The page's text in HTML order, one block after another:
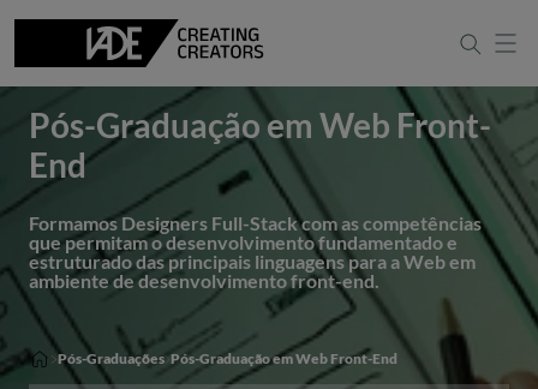
Pós-Graduação em Web Front-
End
Formamos Designers Full-Stack com as competências
que permitam o desenvolvimento fundamentado e
estruturado das principais linguagens para a Web em
ambiente de desenvolvimento front-end.
Pós-Graduações Pós-Graduação em Web Front-End
English
Apresentação